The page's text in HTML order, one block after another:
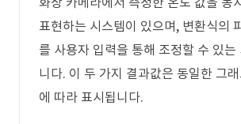
표현하는 시스템이 있으며, 변환식의
를 사용자 입력을 통해 조정할 수 있는
니다. 이 두 가지 결과값은 동일한 그
에 따라 표시됩니다.